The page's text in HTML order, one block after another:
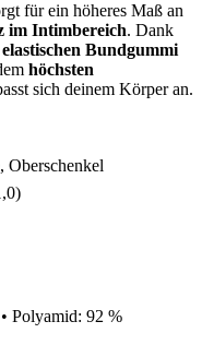
für ein höheres Maß an
im Intimbereich. Dank
elastischen Bundgummi
höchsten
sich deinem Körper an.
Oberschenkel
• Polyamid: 92 %